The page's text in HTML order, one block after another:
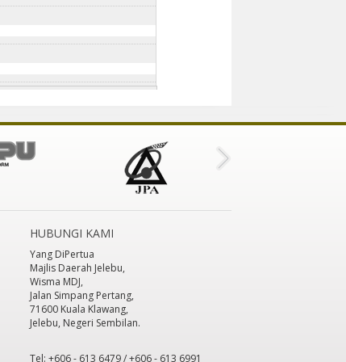
HUBUNGI KAMI
Yang DiPertua
Majlis Daerah Jelebu,
Wisma MDJ,
Jalan Simpang Pertang,
71600 Kuala Klawang,
Jelebu, Negeri Sembilan.
Tel: +606 - 613 6479 / +606 - 613 6991